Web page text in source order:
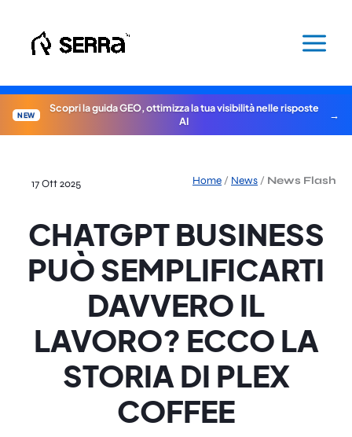
contenuto
NEW
Scopri la guida GEO, ottimizza la tua visibilità nelle risposte
AI
Home / News / News Flash
17 Ott 2025
CHATGPT BUSINESS
PUÒ SEMPLIFICARTI
DAVVERO IL
LAVORO? ECCO LA
STORIA DI PLEX
COFFEE